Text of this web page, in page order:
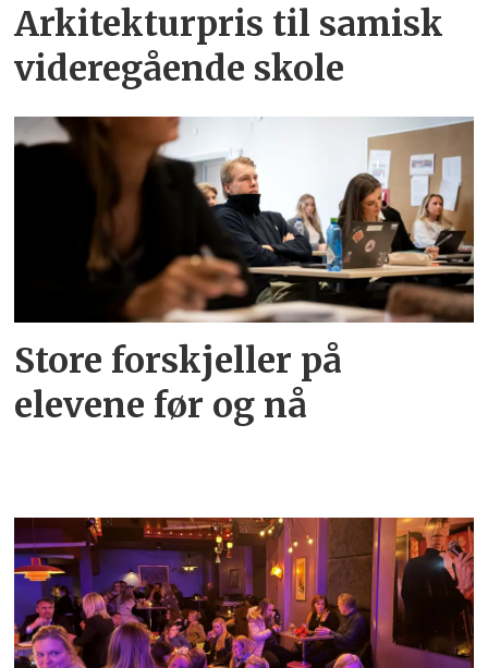
Arkitekturpris til samisk
videregående skole
Store forskjeller på
elevene før og nå